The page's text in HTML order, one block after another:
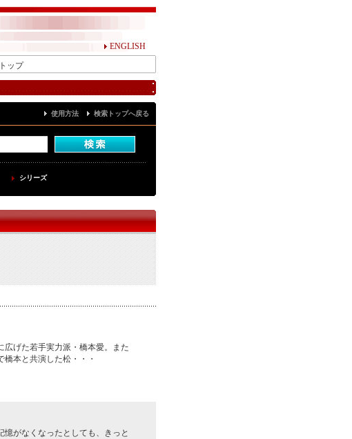
ENGLISH
トップ
使用方法 検索トップへ戻る
シリーズ
広げた若手実力派・橋本愛。また
本と共演した松・・・
がなくなったとしても、きっと